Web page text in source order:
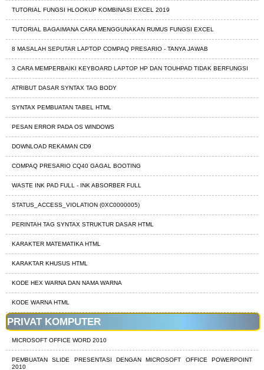
TUTORIAL FUNGSI HLOOKUP KOMBINASI EXCEL 2019
TUTORIAL BAGAIMANA CARA MENGGUNAKAN RUMUS FUNGSI EXCEL
8 MASALAH SEPUTAR LAPTOP COMPAQ PRESARIO - TANYA JAWAB
3 CARA MEMPERBAIKI KEYBOARD LAPTOP HP DAN TOUHPAD TIDAK BERFUNGSI
ATRIBUT DASAR SYNTAX TAG BODY
SYNTAX PEMBUATAN TABEL HTML
PESAN ERROR PADA OS WINDOWS
DOWNLOAD REKAMAN CD9
COMPAQ PRESARIO CQ40 GAGAL BOOTING
WASTE INK PAD FULL - INK ABSORBER FULL
STATUS_ACCESS_VIOLATION (0XC0000005)
PERINTAH TAG SYNTAX STRUKTUR DASAR HTML
KARAKTER MATEMATIKA HTML
KARAKTAR KHUSUS HTML
KODE HEX WARNA DAN NAMA WARNA
KODE WARNA HTML
PRIVAT KOMPUTER
MICROSOFT OFFICE WORD 2010
PEMBUATAN SLIDE PRESENTASI DENGAN MICROSOFT OFFICE POWERPOINT
2010